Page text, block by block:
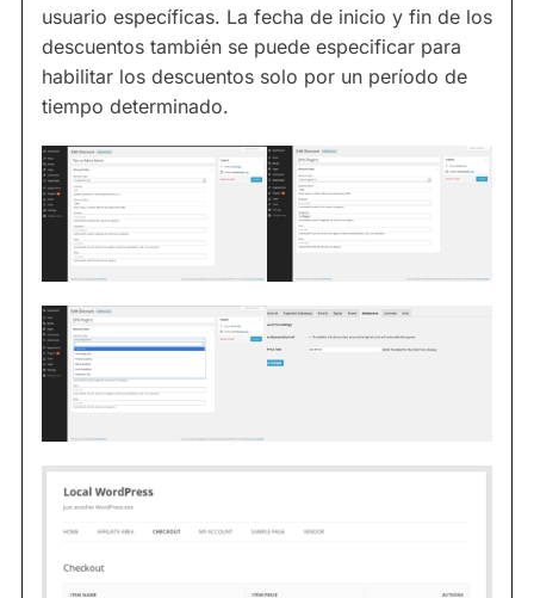
usuario específicas. La fecha de inicio y fin de los
descuentos también se puede especificar para
habilitar los descuentos solo por un período de
tiempo determinado.